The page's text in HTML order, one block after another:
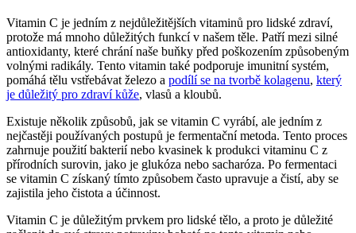
Vitamin C je jedním z nejdůležitějších vitaminů pro lidské zdraví,
protože má mnoho důležitých funkcí v našem těle. Patří mezi silné
antioxidanty, které chrání naše buňky před poškozením způsobeným
volnými radikály. Tento vitamin také podporuje imunitní systém,
pomáhá tělu vstřebávat železo a podílí se na tvorbě kolagenu, který
je důležitý pro zdraví kůže, vlasů a kloubů.
Existuje několik způsobů, jak se vitamin C vyrábí, ale jedním z
nejčastěji používaných postupů je fermentační metoda. Tento proces
zahrnuje použití bakterií nebo kvasinek k produkci vitaminu C z
přírodních surovin, jako je glukóza nebo sacharóza. Po fermentaci
se vitamin C získaný tímto způsobem často upravuje a čistí, aby se
zajistila jeho čistota a účinnost.
Vitamin C je důležitým prvkem pro lidské tělo, a proto je důležité